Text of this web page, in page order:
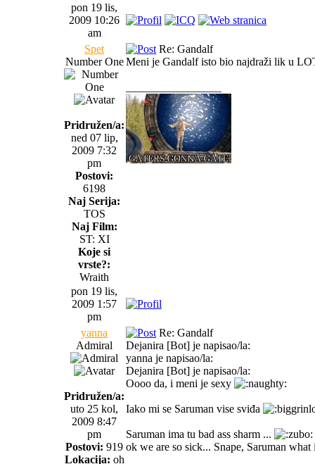
pon 19 lis,
2009 10:26
am
Spet
Number One
Pridružen/a:
ned 07 lip,
2009 7:32
pm
Postovi:
6198
Naj Serija:
TOS
Naj Film:
ST: XI
Koje si
vrste?:
Wraith
Re: Gandalf
Meni je Gandalf isto bio najdraži lik u
pon 19 lis,
2009 1:57
pm
yanna
Admiral
Pridružen/a:
uto 25 kol,
2009 8:47
pm
Postovi: 919
Lokacija: oh
Re: Gandalf
Dejanira [Bot] je napisao/la:
yanna je napisao/la:
Dejanira [Bot] je napisao/la:
Oooo da, i meni je sexy
Iako mi se Saruman vise sviđa
Saruman ima tu bad ass sharm ...
ok we are so sick... Snape, Saruman